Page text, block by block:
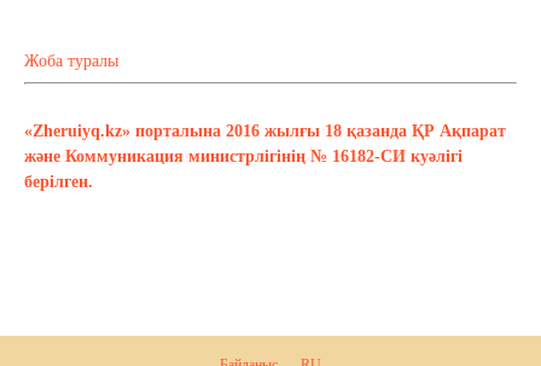
Жоба туралы
«Zheruiyq.kz» порталына 2016 жылғы 18 қазанда ҚР Ақпарат
және Коммуникация министрлігінің № 16182-СИ куәлігі
берілген.